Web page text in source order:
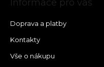
Informace pro vás
Doprava a platby
Kontakty
Vše o nákupu